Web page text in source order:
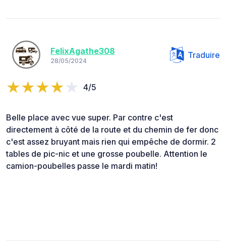
FelixAgathe308
28/05/2024
Traduire
4/5
Belle place avec vue super. Par contre c'est
directement à côté de la route et du chemin de fer donc
c'est assez bruyant mais rien qui empêche de dormir. 2
tables de pic-nic et une grosse poubelle. Attention le
camion-poubelles passe le mardi matin!